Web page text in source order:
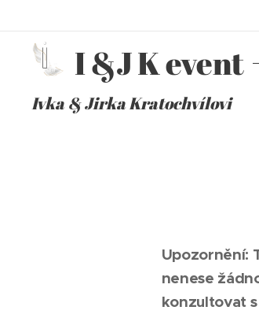
I &J K event
Ivka & Jirka Kratochvílovi
Upozornění:
nenese
konzultovat